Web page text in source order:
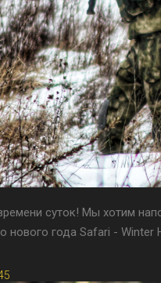
суток! Мы хотим
нового года Safari -